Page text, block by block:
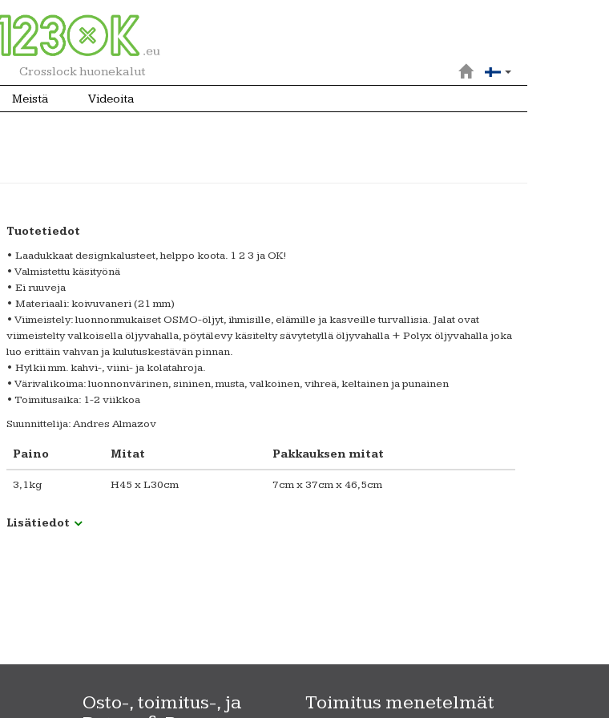
Crosslock huonekalut
Meistä Videoita
Tuotetiedot
• Laadukkaat designkalusteet, helppo koota. 1 2 3 ja OK!
• Valmistettu käsityönä
• Ei ruuveja
• Materiaali: koivuvaneri (21 mm)
• Viimeistely: luonnonmukaiset OSMO-öljyt, ihmisille, elämille ja kasveille turvallisia. Jalat ovat
viimeistelty valkoisella öljyvahalla, pöytälevy käsitelty sävytetyllä öljyvahalla + Polyx öljyvahalla joka
luo erittäin vahvan ja kulutuskestävän pinnan.
• Hylkii mm. kahvi-, viini- ja kolatahroja.
• Värivalikoima: luonnonvärinen, sininen, musta, valkoinen, vihreä, keltainen ja punainen
• Toimitusaika: 1-2 viikkoa
Suunnittelija: Andres Almazov
Paino Mitat Pakkauksen mitat
3,1kg H45 x L30cm 7cm x 37cm x 46,5cm
Lisätiedot
Osto-, toimitus-, ja
Toimitus menetelmät